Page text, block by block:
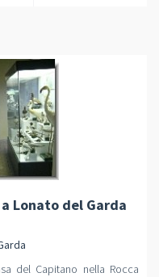
Lonato del Garda
del Capitano nella Rocca